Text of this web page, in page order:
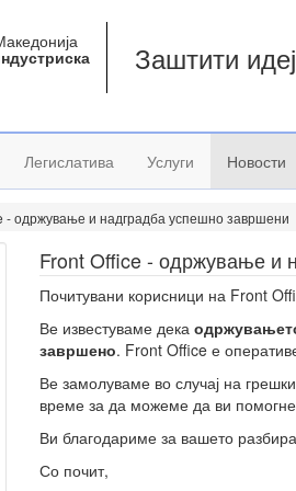
Заштити
Легислатива Услуги Новости
- одржување и надградба успешно завршени
Front Office - одржување и
Почитувани корисници на Front
Ве известуваме дека
завршено. Front Office е
Ве замолуваме во случај на
време за да можеме да ви
Ви благодариме за вашето
Со почит,